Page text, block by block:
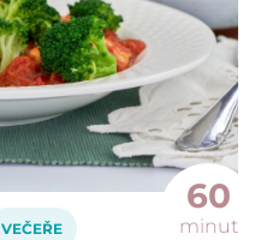
60
minut
VEČEŘE